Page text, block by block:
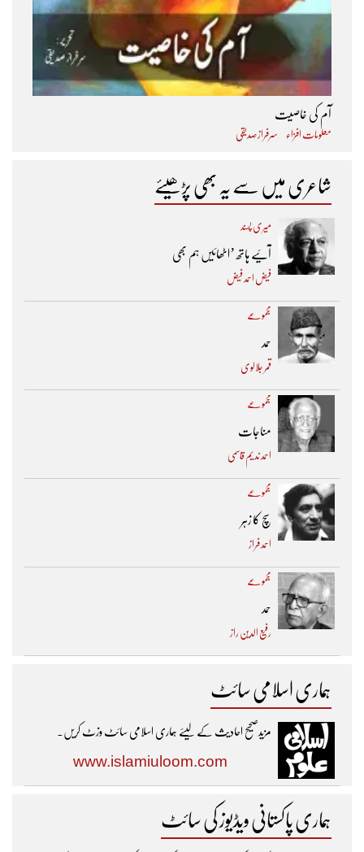
آم کی خاصیت
معلومات افزاء سرفراز صدیقی
شاعری میں سے یہ بھی پڑھیئے
میری پسند
آئیے ہاتھ ’اٹھائیں ہم بھی
فیض احمد فیض
مجموعے
حمد
قمر جلالوی
مجموعے
مناجات
احمد ندیم قاسمی
مجموعے
سچ کا زہر
احمد فراز
مجموعے
حمد
رفیع الدین راز
ہماری اسلامی سائٹ
مزیدصحیح احادیث کے لیئے ہماری اسلامی سائٹ وزٹ کریں۔
www.islamiuloom.com
ہماری پاکستانی ویڈیوز کی سائٹ